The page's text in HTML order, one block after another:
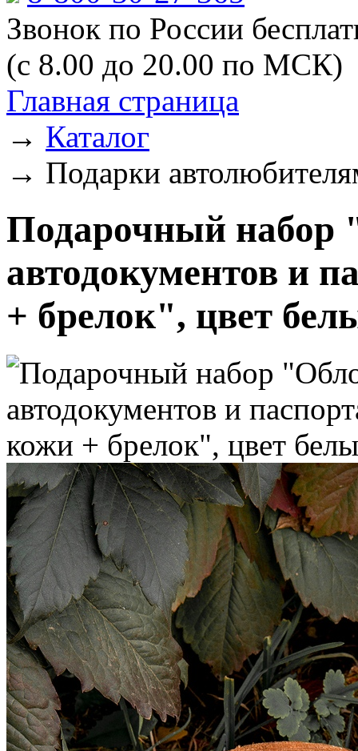
Звонок по России
(с 8.00 до 20.00 по МСК)
Главная страница
→ Каталог
→ Подарки
Подарочный набор
автодокументов и
+ брелок", цвет